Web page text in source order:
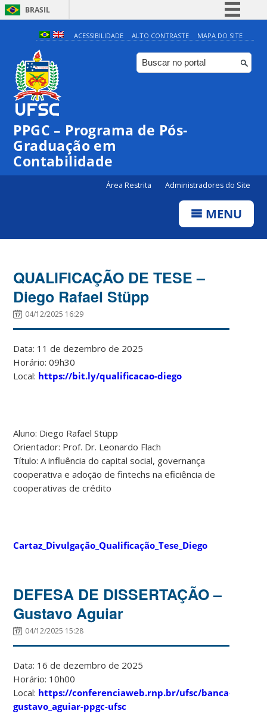
BRASIL
Simplifique!
Comunica BR
Participe
Canais
ACESSIBILIDADE ALTO CONTRASTE MAPA DO SITE
PPGC – Programa de Pós-
Graduação em
Contabilidade
Área Restrita Administradores do Site
MENU
QUALIFICAÇÃO DE TESE –
Diego Rafael Stüpp
04/12/2025 16:29
Data: 11 de dezembro de 2025
Horário: 09h30
Local: https://bit.ly/qualificacao-diego
Aluno: Diego Rafael Stüpp
Orientador: Prof. Dr. Leonardo Flach
Título: A influência do capital social, governança
cooperativa e adoção de fintechs na eficiência de
cooperativas de crédito
Cartaz_Divulgação_Qualificação_Tese_Diego
DEFESA DE DISSERTAÇÃO –
Gustavo Aguiar
04/12/2025 15:28
Data: 16 de dezembro de 2025
Horário: 10h00
Local: https://conferenciaweb.rnp.br/ufsc/banca-
gustavo_aguiar-ppgc-ufsc